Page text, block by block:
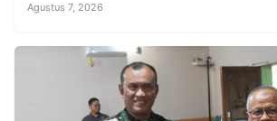
Agustus 7, 2026